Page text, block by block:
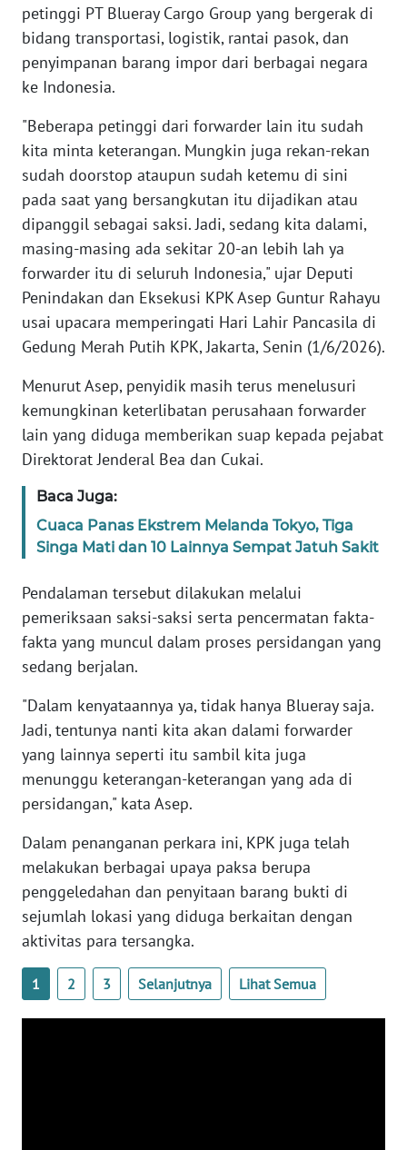
petinggi PT Blueray Cargo Group yang bergerak di
bidang transportasi, logistik, rantai pasok, dan
penyimpanan barang impor dari berbagai negara
ke Indonesia.
"Beberapa petinggi dari forwarder lain itu sudah
kita minta keterangan. Mungkin juga rekan-rekan
sudah doorstop ataupun sudah ketemu di sini
pada saat yang bersangkutan itu dijadikan atau
dipanggil sebagai saksi. Jadi, sedang kita dalami,
masing-masing ada sekitar 20-an lebih lah ya
forwarder itu di seluruh Indonesia," ujar Deputi
Penindakan dan Eksekusi KPK Asep Guntur Rahayu
usai upacara memperingati Hari Lahir Pancasila di
Gedung Merah Putih KPK, Jakarta, Senin (1/6/2026).
Menurut Asep, penyidik masih terus menelusuri
kemungkinan keterlibatan perusahaan forwarder
lain yang diduga memberikan suap kepada pejabat
Direktorat Jenderal Bea dan Cukai.
Baca Juga:
Cuaca Panas Ekstrem Melanda Tokyo, Tiga
Singa Mati dan 10 Lainnya Sempat Jatuh Sakit
Pendalaman tersebut dilakukan melalui
pemeriksaan saksi-saksi serta pencermatan fakta-
fakta yang muncul dalam proses persidangan yang
sedang berjalan.
"Dalam kenyataannya ya, tidak hanya Blueray saja.
Jadi, tentunya nanti kita akan dalami forwarder
yang lainnya seperti itu sambil kita juga
menunggu keterangan-keterangan yang ada di
persidangan," kata Asep.
Dalam penanganan perkara ini, KPK juga telah
melakukan berbagai upaya paksa berupa
penggeledahan dan penyitaan barang bukti di
sejumlah lokasi yang diduga berkaitan dengan
aktivitas para tersangka.
1 2 3 Selanjutnya Lihat Semua
DISCLAIMER
Wahana
News
WN
SUMUT
JAKARTA
WN
JABAR
WN
WN
NTT
KEPRI
WN
WN
PAPUA
BARAT
WN
RIAU
WN
SERAMBI
WN
JAMBI
WN
SULTRA
WN
NTB